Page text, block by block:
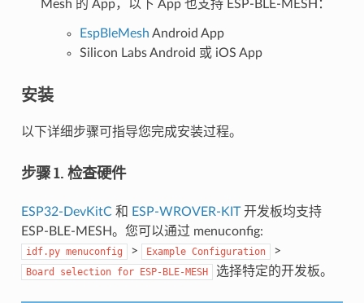
Mesh 的 App，以下 App 也支持 ESP-BLE-MESH：
EspBleMesh Android App
Silicon Labs Android 或 iOS App
安装
以下详细步骤可指导您完成安装过程。
步骤 1. 检查硬件
ESP32-DevKitC和 ESP-WROVER-KIT开发板均支持
ESP-BLE-MESH。您可以通过 menuconfig:
idf.py menuconfig > Example Configuration >
Board selection for ESP-BLE-MESH 选择特定的开发板。